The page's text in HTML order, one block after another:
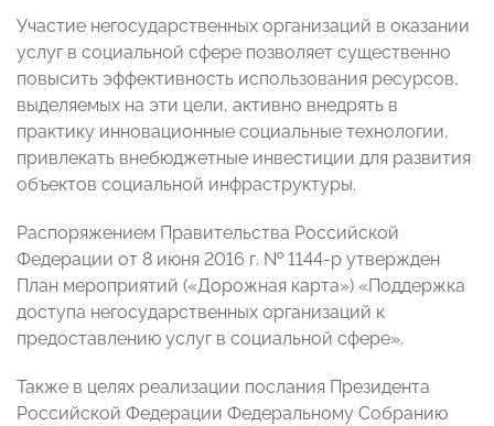
Участие негосударственных организаций в оказании
услуг в социальной сфере позволяет существенно
повысить эффективность использования ресурсов,
выделяемых на эти цели, активно внедрять в
практику инновационные социальные технологии,
привлекать внебюджетные инвестиции для развития
объектов социальной инфраструктуры.
Распоряжением Правительства Российской
Федерации от 8 июня 2016 г. № 1144-р утвержден
План мероприятий («Дорожная карта») «Поддержка
доступа негосударственных организаций к
предоставлению услуг в социальной сфере».
Также в целях реализации послания Президента
Российской Федерации Федеральному Собранию